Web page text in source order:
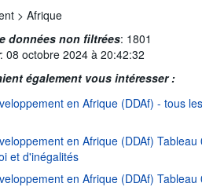
> Afrique
données non filtrées: 1801
: 08 octobre 2024 à 20:42:32
également vous intéresser :
en Afrique (DDAf) - tous
en Afrique (DDAf)
et d'inégalités
en Afrique (DDAf)